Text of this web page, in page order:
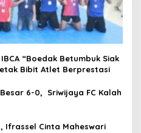
“Boedak Betumbuk Siak
Bibit Atlet Berprestasi
6-0, Sriwijaya FC Kalah
Ifrassel Cinta Maheswari